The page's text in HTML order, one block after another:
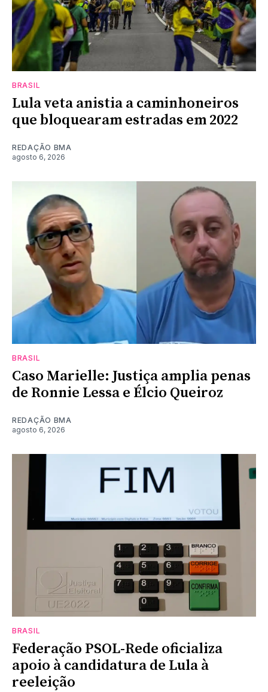
BRASIL
Lula veta anistia a caminhoneiros
que bloquearam estradas em 2022
REDAÇÃO BMA
agosto 6, 2026
BRASIL
Caso Marielle: Justiça amplia penas
de Ronnie Lessa e Élcio Queiroz
REDAÇÃO BMA
agosto 6, 2026
BRASIL
Federação PSOL-Rede oficializa
apoio à candidatura de Lula à
reeleição